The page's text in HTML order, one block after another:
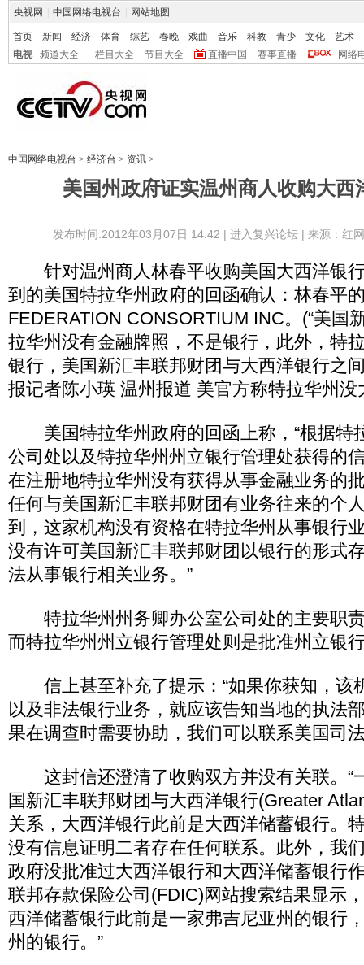
央视网 中国网络电视台 网站地图
首页 新闻 经济 体育 综艺 春晚 戏曲 音乐 科教 青少 文化
艺术
电视
频道大全 栏目大全 节目大全 直播中国 赛事直播 网络
中国网络电视台 > 经济台 > 资讯 >
美国州政府证实温州商人收购大西
发布时间:2012年03月07日 14:42 | 进入复兴论坛 | 来源：红
针对温州商人林春平收购美国大西洋银
到的美国特拉华州政府的回函确认：林春平
FEDERATION CONSORTIUM INC。(“美国
拉华州没有金融牌照，不是银行，此外，特
银行，美国新汇丰联邦财团与大西洋银行之
报记者陈小瑛 温州报道 美官方称特拉华州没
美国特拉华州政府的回函上称，“根据特
公司处以及特拉华州州立银行管理处获得的
在注册地特拉华州没有获得从事金融业务的
任何与美国新汇丰联邦财团有业务往来的个
到，这家机构没有资格在特拉华州从事银行
没有许可美国新汇丰联邦财团以银行的形式
法从事银行相关业务。”
特拉华州州务卿办公室公司处的主要职
而特拉华州州立银行管理处则是批准州立银
信上甚至补充了提示：“如果你获知，该
以及非法银行业务，就应该告知当地的执法
果在调查时需要协助，我们可以联系美国司
这封信还澄清了收购双方并没有关联。“
国新汇丰联邦财团与大西洋银行(Greater
关系，大西洋银行此前是大西洋储蓄银行。
没有信息证明二者存在任何联系。此外，我
政府没批准过大西洋银行和大西洋储蓄银行
联邦存款保险公司(FDIC)网站搜索结果显示
西洋储蓄银行此前是一家弗吉尼亚州的银行
州的银行。”